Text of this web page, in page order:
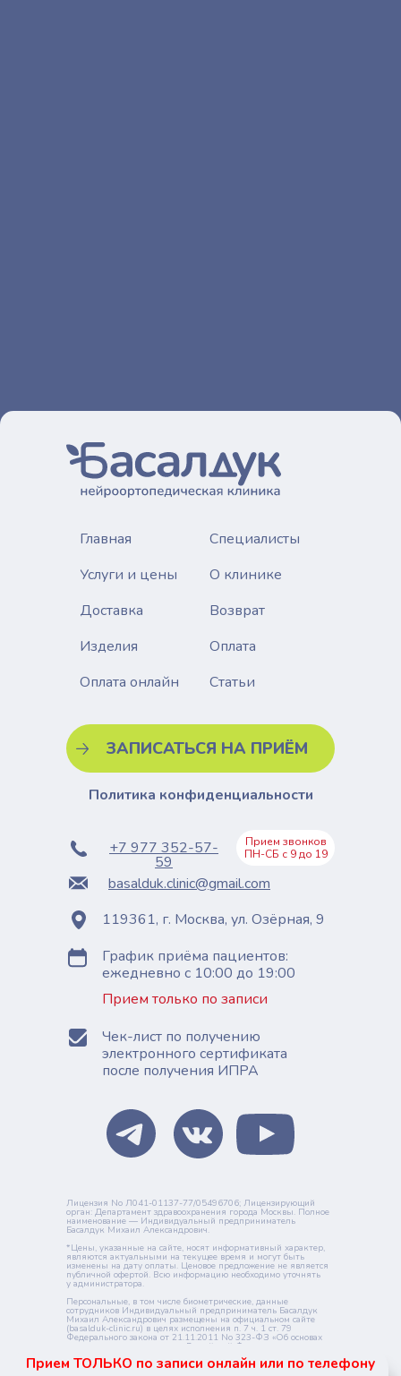
Лицензия No Л041-01137-77/05496706; Лицензирующий
орган: Департамент здравоохранения города Москвы. Полное
наименование — Индивидуальный предприниматель
Басалдук Михаил Александрович.
*Цены, указанные на сайте, носят информативный характер,
являются актуальными на текущее время и могут быть
изменены на дату оплаты. Ценовое предложение не является
публичной офертой. Всю информацию необходимо уточнять
у администратора.
Персональные, в том числе биометрические, данные
сотрудников Индивидуальный предприниматель Басалдук
Михаил Александрович размещены на официальном сайте
(basalduk-clinic.ru) в целях исполнения п. 7 ч. 1 ст. 79
Федерального закона от 21.11.2011 No 323-ФЗ «Об основах
охраны здоровья граждан в Российской Федерации»
с письменного согласия сотрудников.
ЗАПИСАТЬСЯ НА ПРИЁМ
Главная
Услуги и цены
Изделия
Специалисты
О клинике
Доставка
Возврат
+7 977 352-57-
59
basalduk.clinic@gmail.com
119361, г. Москва, ул. Озёрная, 9
График приёма пациентов:
ежедневно с 10:00 до 19:00
Прием только по записи
Чек-лист по получению
электронного сертификата
после получения ИПРА
Политика конфиденциальности
Оплата
Статьи
Оплата онлайн
Прием звонков
ПН-СБ с 9 до 19